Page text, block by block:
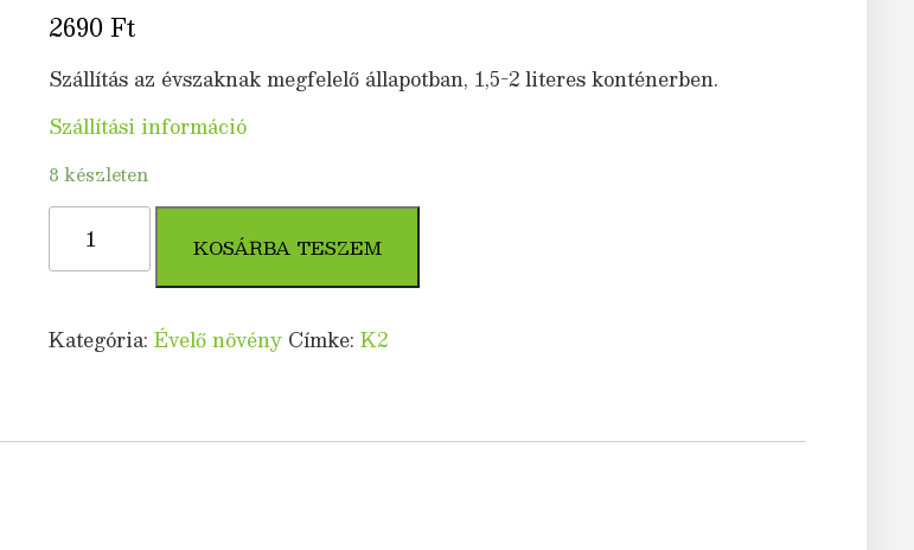
2690 Ft
Szállítás az évszaknak megfelelő állapotban, 1,5-2 literes konténerben.
Szállítási információ
8 készleten
Pompás
Varjúháj
(Sedum
mennyiség
KOSÁRBA TESZEM
Kategória: Évelő növény Címke: K2